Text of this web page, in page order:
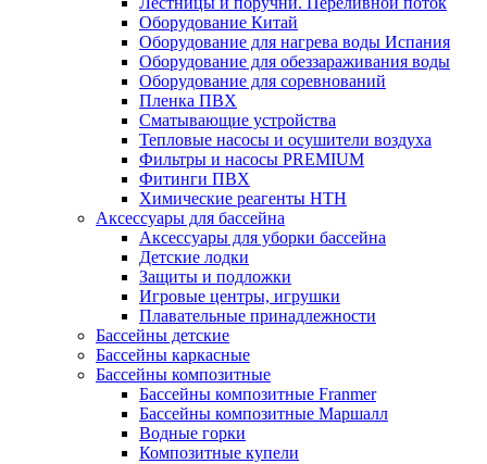
Оборудование Китай
Оборудование для нагрева воды Испания
Оборудование для обеззараживания воды
Оборудование для соревнований
Пленка ПВХ
Сматывающие устройства
Тепловые насосы и осушители воздуха
Фильтры и насосы PREMIUM
Фитинги ПВХ
Химические реагенты HTH
Аксессуары для бассейна
Аксессуары для уборки бассейна
Детские лодки
Защиты и подложки
Игровые центры, игрушки
Плавательные принадлежности
Бассейны детские
Бассейны каркасные
Бассейны композитные
Бассейны композитные Franmer
Бассейны композитные Маршалл
Водные горки
Композитные купели